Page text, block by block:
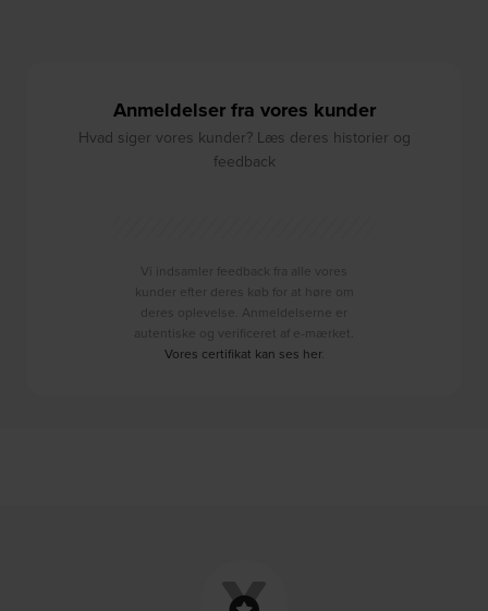
Anmeldelser fra vores kunder
Hvad siger vores kunder? Læs deres historier og
feedback
Vi indsamler feedback fra alle vores
kunder efter deres køb for at høre om
deres oplevelse. Anmeldelserne er
autentiske og verificeret af e-mærket.
Vores certifikat kan ses her.